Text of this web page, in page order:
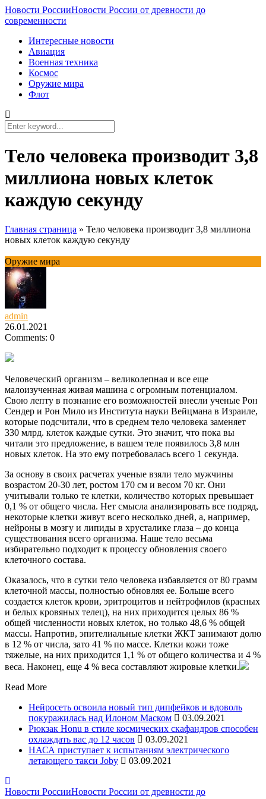
Новости РоссииНовости России от древности до
современности
Интересные новости
Авиация
Военная техника
Космос
Оружие мира
Флот
Тело человека производит 3,8
миллиона новых клеток
каждую секунду
Главная страница » Тело человека производит 3,8 миллиона
новых клеток каждую секунду
Оружие мира
admin
26.01.2021
Comments: 0
Человеческий организм – великолепная и все еще
малоизученная живая машина с огромным потенциалом.
Свою лепту в познание его возможностей внесли ученые Рон
Сендер и Рон Мило из Института науки Вейцмана в Израиле,
которые подсчитали, что в среднем тело человека заменяет
330 млрд. клеток каждые сутки. Это значит, что пока вы
читали это предложение, в вашем теле появилось 3,8 млн
новых клеток. На это ему потребовалась всего 1 секунда.
За основу в своих расчетах ученые взяли тело мужчины
возрастом 20-30 лет, ростом 170 см и весом 70 кг. Они
учитывали только те клетки, количество которых превышает
0,1 % от общего числа. Нет смысла анализировать все подряд,
некоторые клетки живут всего несколько дней, а, например,
нейроны в мозгу и липиды в хрусталике глаза – до конца
существования всего организма. Наше тело весьма
избирательно подходит к процессу обновления своего
клеточного состава.
Оказалось, что в сутки тело человека избавляется от 80 грамм
клеточной массы, полностью обновляя ее. Больше всего
создается клеток крови, эритроцитов и нейтрофилов (красных
и белых кровяных телец), на них приходится целых 86 %
общей численности новых клеток, но только 48,6 % общей
массы. Напротив, эпителиальные клетки ЖКТ занимают долю
в 12 % от числа, зато 41 % по массе. Клетки кожи тоже
тяжелые, на них приходится 1,1 % от общего количества и 4 %
веса. Наконец, еще 4 % веса составляют жировые клетки.
Read More
Нейросеть освоила новый тип дипфейков и вдоволь
покуражилась над Илоном Маском
03.09.2021
Рюкзак Honu в стиле космических скафандров способен
охлаждать вас до 12 часов
03.09.2021
НАСА приступает к испытаниям электрического
летающего такси Joby
03.09.2021
Новости РоссииНовости России от древности до